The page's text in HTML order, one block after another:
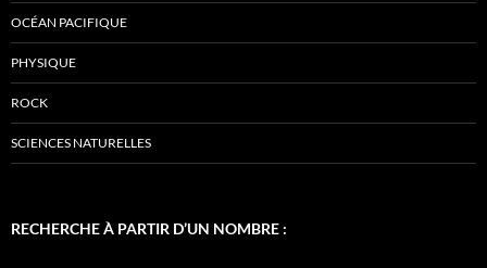
OCÉAN PACIFIQUE
PHYSIQUE
ROCK
SCIENCES NATURELLES
RECHERCHE À PARTIR D’UN NOMBRE :